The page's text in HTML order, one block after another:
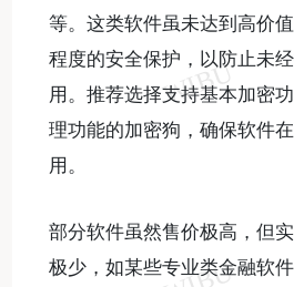
等。这类软件虽未达到高价
程度的安全保护，以防止未
用。推荐选择支持基本加密
理功能的加密狗，确保软件
用。
部分软件虽然售价极高，但
极少，如某些专业类金融软